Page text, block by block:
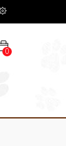
0